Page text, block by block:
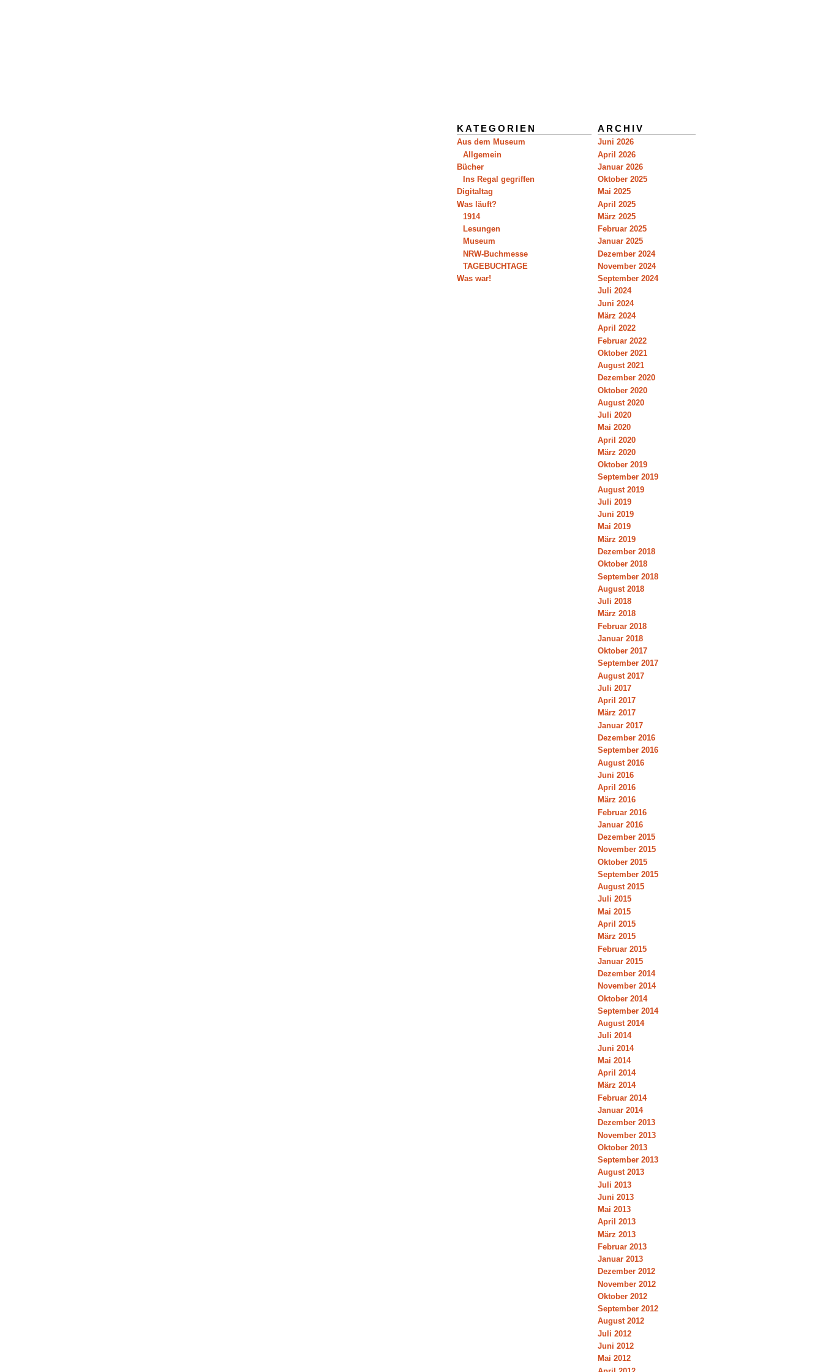
ARCHIV
Juni 2026
April 2026
Januar 2026
Oktober 2025
Mai 2025
April 2025
März 2025
Februar 2025
Januar 2025
Dezember 2024
November 2024
September 2024
Juli 2024
Juni 2024
März 2024
April 2022
Februar 2022
Oktober 2021
August 2021
Dezember 2020
Oktober 2020
August 2020
Juli 2020
Mai 2020
April 2020
März 2020
Oktober 2019
September 2019
August 2019
Juli 2019
Juni 2019
Mai 2019
März 2019
Dezember 2018
Oktober 2018
September 2018
August 2018
Juli 2018
März 2018
Februar 2018
Januar 2018
Oktober 2017
September 2017
August 2017
Juli 2017
April 2017
März 2017
Januar 2017
Dezember 2016
September 2016
August 2016
Juni 2016
April 2016
März 2016
Februar 2016
Januar 2016
Dezember 2015
November 2015
Oktober 2015
September 2015
August 2015
Juli 2015
Mai 2015
April 2015
März 2015
Februar 2015
Januar 2015
Dezember 2014
November 2014
Oktober 2014
September 2014
August 2014
Juli 2014
Juni 2014
Mai 2014
April 2014
März 2014
Februar 2014
Januar 2014
Dezember 2013
November 2013
Oktober 2013
September 2013
August 2013
Juli 2013
Juni 2013
Mai 2013
April 2013
März 2013
Februar 2013
Januar 2013
Dezember 2012
November 2012
Oktober 2012
September 2012
August 2012
Juli 2012
Juni 2012
Mai 2012
KATEGORIEN
Aus dem Museum
Allgemein
Bücher
Ins Regal gegriffen
Digitaltag
Was läuft?
1914
Lesungen
Museum
NRW-Buchmesse
TAGEBUCHTAGE
Was war!